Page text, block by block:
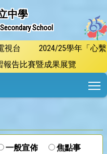
中學
School
視台
2024/25學年「心繫
報告比賽暨成果展覽
一般宣佈
焦點事